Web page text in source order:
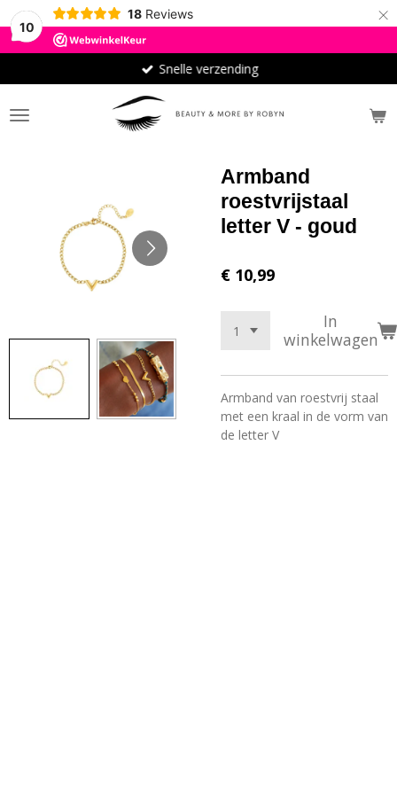
10
18 Reviews ×
Snelle verzending
Armband
roestvrijstaal
letter V - goud
€ 10,99
In
winkelwagen
Armband van roestvrij staal
met een kraal in de vorm van
de letter V